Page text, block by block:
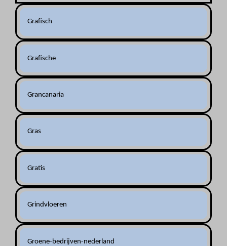
Grafisch
Grafische
Grancanaria
Gras
Gratis
Grindvloeren
Groene-bedrijven-nederland